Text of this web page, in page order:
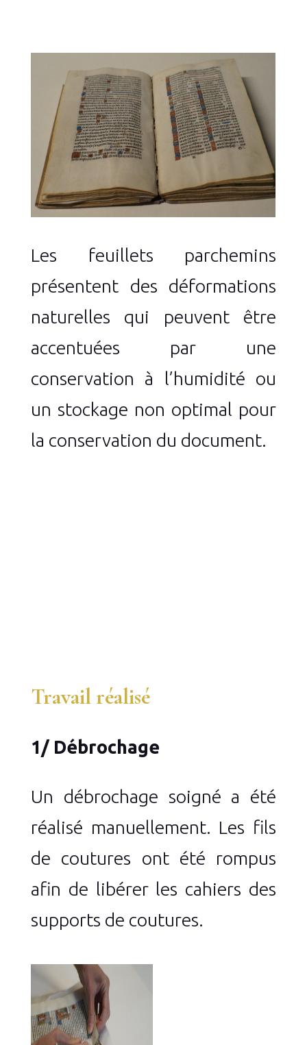
Les feuillets parchemins
présentent des déformations
naturelles qui peuvent être
accentuées par une
conservation à l’humidité ou
un stockage non optimal pour
la conservation du document.
Travail réalisé
1/ Débrochage
Un débrochage soigné a été
réalisé manuellement. Les fils
de coutures ont été rompus
afin de libérer les cahiers des
supports de coutures.